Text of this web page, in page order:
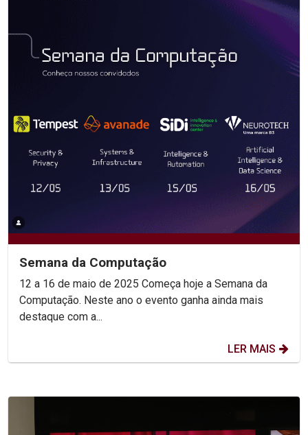
Semana da Computação
12 a 16 de maio de 2025 Começa hoje a Semana da
Computação. Neste ano o evento ganha ainda mais
destaque com a...
LER MAIS